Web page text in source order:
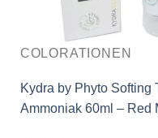
COLORATIONEN
Kydra by Phyto Softing
Ammoniak 60ml – Red